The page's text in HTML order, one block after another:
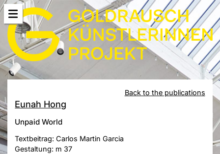
Back to the publications
Eunah Hong
Unpaid World
Textbeitrag: Carlos Martin Garcia
Gestaltung: m 37